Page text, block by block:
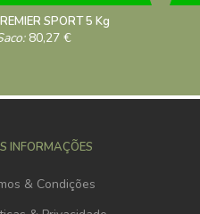
SPORT 5 Kg
80,27 €
INFORMAÇÕES
& Condições